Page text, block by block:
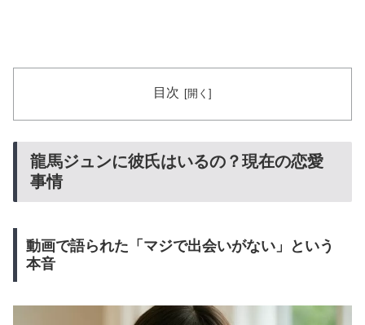
目次
龍馬ジュンに彼氏はいるの？現在の恋愛
事情
動画で語られた「マジで出会いがない」という
本音